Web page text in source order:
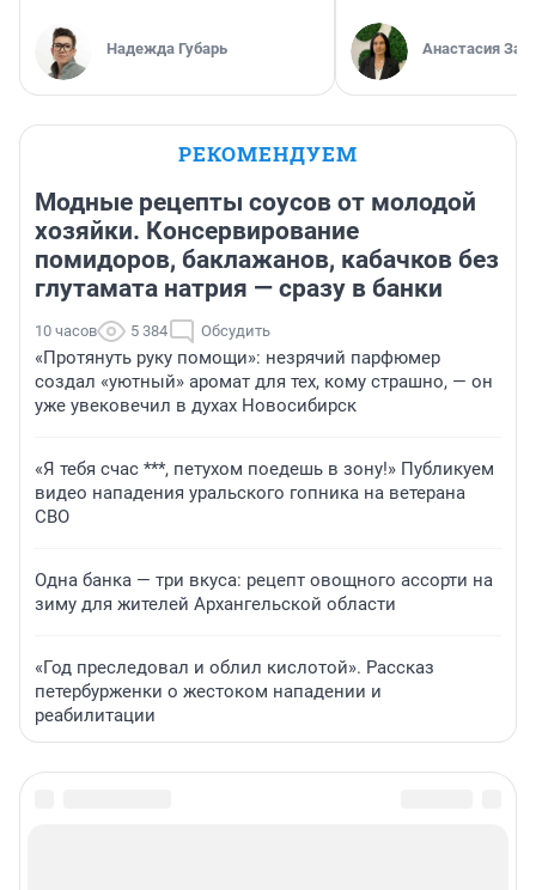
Надежда Губарь Анастасия
РЕКОМЕНДУЕМ
Модные рецепты соусов от молодой
хозяйки. Консервирование
помидоров, баклажанов, кабачков без
глутамата натрия — сразу в банки
10 часов 5 384 Обсудить
«Протянуть руку помощи»: незрячий парфюмер
создал «уютный» аромат для тех, кому страшно, — он
уже увековечил в духах Новосибирск
«Я тебя счас ***, петухом поедешь в зону!» Публикуем
видео нападения уральского гопника на ветерана
СВО
Одна банка — три вкуса: рецепт овощного ассорти на
зиму для жителей Архангельской области
«Год преследовал и облил кислотой». Рассказ
петербурженки о жестоком нападении и
реабилитации